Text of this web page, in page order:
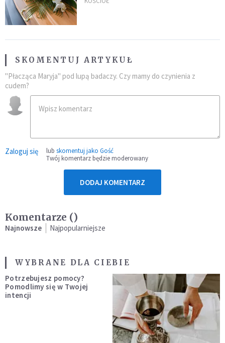
SKOMENTUJ ARTYKUŁ
"Płacząca Maryja" pod lupą badaczy. Czy mamy do czynienia z
cudem?
Zaloguj się lub skomentuj jako Gość
Twój komentarz będzie moderowany
DODAJ KOMENTARZ
Komentarze ()
Najnowsze Najpopularniejsze
WYBRANE DLA CIEBIE
Potrzebujesz pomocy?
Pomodlimy się w Twojej
intencji